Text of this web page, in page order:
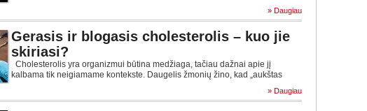
» Daugiau
Gerasis ir blogasis cholesterolis – kuo jie
skiriasi?
Cholesterolis yra organizmui būtina medžiaga, tačiau dažnai apie jį
kalbama tik neigiamame kontekste. Daugelis žmonių žino, kad „aukštas
» Daugiau